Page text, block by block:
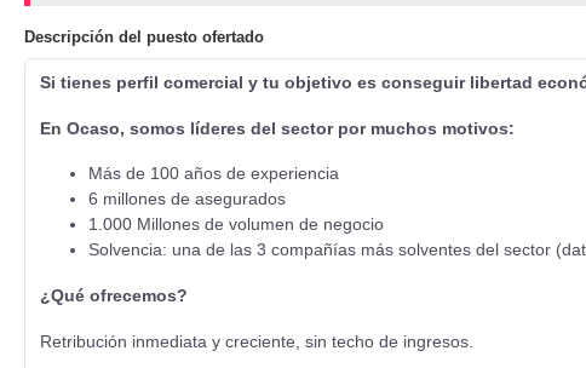
Descripción del puesto ofertado
Si tienes perfil comercial y tu objetivo es conseguir libertad
En Ocaso, somos líderes del sector por muchos motivos:
Más de 100 años de experiencia
6 millones de asegurados
1.000 Millones de volumen de negocio
Solvencia: una de las 3 compañías más solventes del sector
¿Qué ofrecemos?
Retribución inmediata y creciente, sin techo de ingresos.